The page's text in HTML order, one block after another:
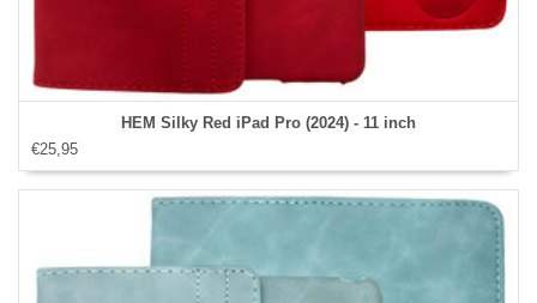
HEM Silky Red iPad Pro (2024) - 11 inch
€25,95